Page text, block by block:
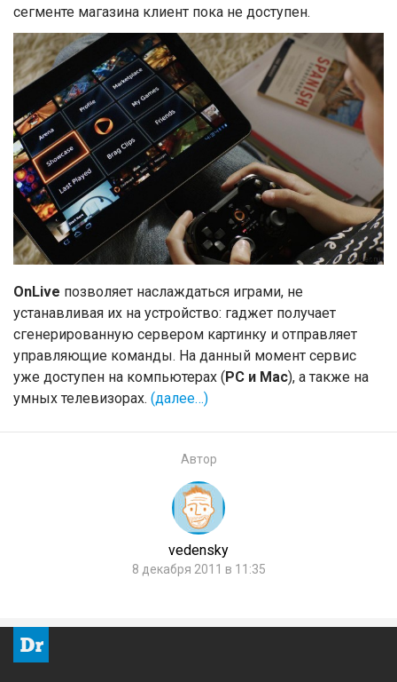
сегменте магазина клиент пока не доступен.
OnLive позволяет наслаждаться играми, не
устанавливая их на устройство: гаджет получает
сгенерированную сервером картинку и отправляет
управляющие команды. На данный момент сервис
уже доступен на компьютерах (PC и Mac), а также на
умных телевизорах. (далее…)
Автор
vedensky
8 декабря 2011 в 11:35